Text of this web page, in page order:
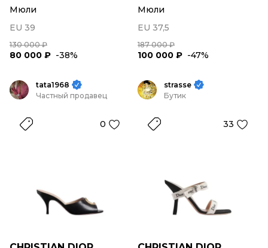
Мюли
EU 39
130 000 ₽
80 000 ₽ -38%
Мюли
EU 37,5
187 000 ₽
100 000 ₽ -47%
tata1968
Частный продавец
0
strasse
Бутик
33